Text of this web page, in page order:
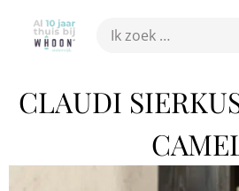
CLAUDI